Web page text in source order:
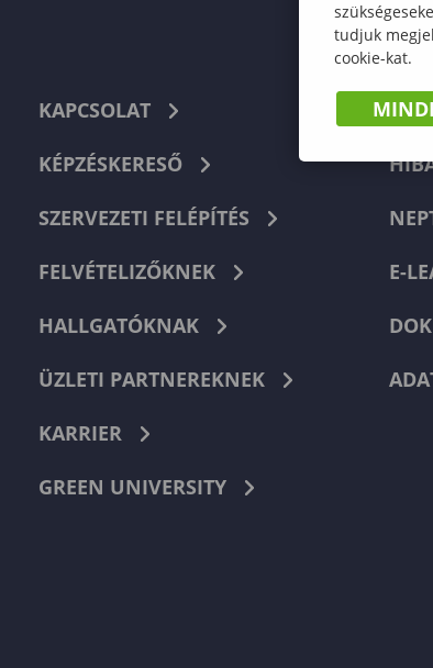
KAPCSOLAT
KÉPZÉSKERESŐ
SZERVEZETI FELÉPÍTÉS
FELVÉTELIZŐKNEK
HALLGATÓKNAK
ÜZLETI PARTNEREKNEK
KARRIER
GREEN UNIVERSITY
E-
tudjuk
cookie-kat.